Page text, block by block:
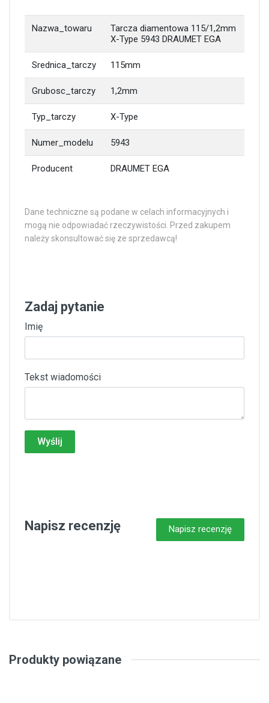
Nazwa_towaru
Tarcza diamentowa 115/1,2mm
X-Type 5943 DRAUMET EGA
Srednica_tarczy 115mm
Grubosc_tarczy 1,2mm
Typ_tarczy X-Type
Numer_modelu 5943
Producent DRAUMET EGA
Dane techniczne są podane w celach informacyjnych i
mogą nie odpowiadać rzeczywistości. Przed zakupem
należy skonsultować się ze sprzedawcą!
Zadaj pytanie
Imię
Tekst wiadomości
Wyślij
Napisz recenzję Napisz recenzję
Produkty powiązane